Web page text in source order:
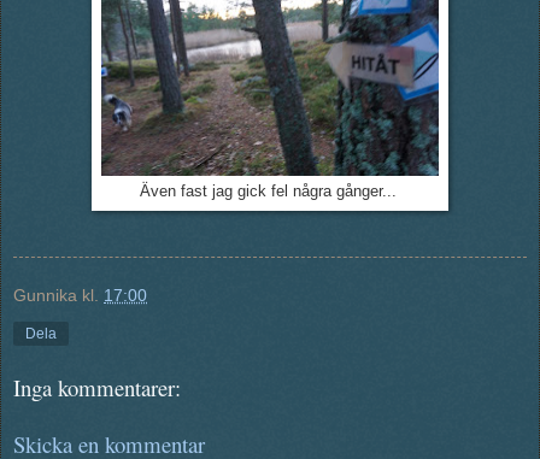
Även fast jag gick fel några gånger...
Gunnika kl. 17:00
Dela
Inga kommentarer:
Skicka en kommentar